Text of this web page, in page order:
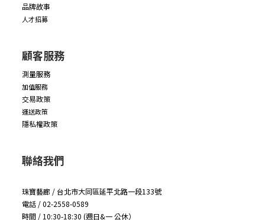
品牌故事
人才招募
顧客服務
測量服務
加值服務
交易政策
運送政策
隱私權政策
聯絡我們
珠寶藝廊 / 台北市大同區延平北路一段133號
電話 / 02-2558-0589
時間 / 10:30-18:30 (週日&一 公休）